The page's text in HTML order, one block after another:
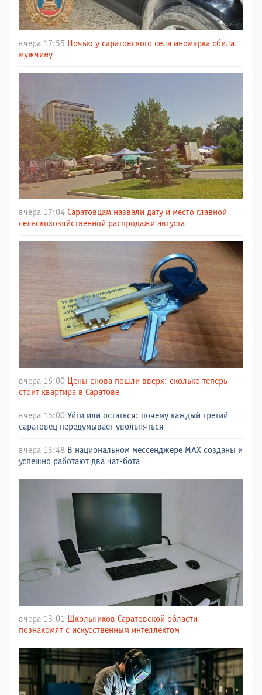
вчера 17:55 Ночью у саратовского села иномарка сбила
мужчину
вчера 17:04 Саратовцам назвали дату и место главной
сельскохозяйственной распродажи августа
вчера 16:00 Цены снова пошли вверх: сколько теперь
стоит квартира в Саратове
вчера 15:00 Уйти или остаться: почему каждый третий
саратовец передумывает увольняться
вчера 13:48 В национальном мессенджере МАХ созданы и
успешно работают два чат-бота
вчера 13:01
Школьников Саратовской области
познакомят с искусственным интеллектом